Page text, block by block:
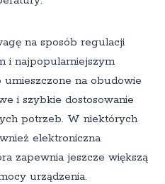
na sposób regulacji
i najpopularniejszym
umieszczone na obudowie
i szybkie dostosowanie
potrzeb. W niektórych
elektroniczna
zapewnia jeszcze większą
urządzenia.